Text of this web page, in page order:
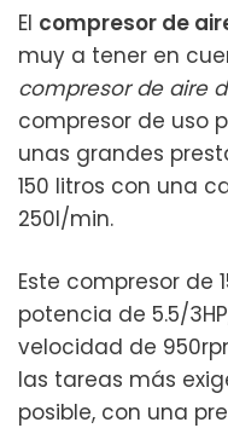
El compresor de
muy a tener en
compresor de aire
compresor de uso
unas grandes
150 litros con una
250l/min.
Este compresor de
potencia de 5.5/
velocidad de
las tareas más
posible, con una